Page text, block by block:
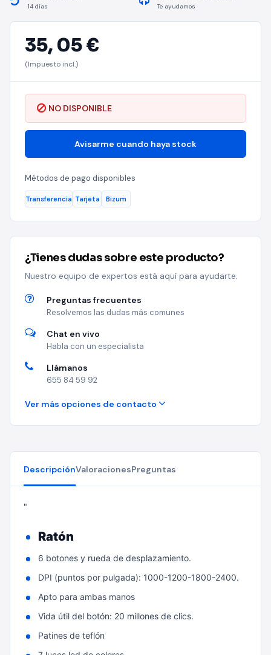
14 días Te ayudamos
35, 05 €
(Impuesto incl.)
NO DISPONIBLE
Avisarme cuando haya stock
Métodos de pago disponibles
Transferencia Tarjeta Bizum
¿Tienes dudas sobre este producto?
Nuestro equipo de expertos está aquí para ayudarte.
Preguntas frecuentes
Resolvemos las dudas más comunes
Chat en vivo
Habla con un especialista
Llámanos
655 84 59 92
Ver más opciones de contacto
DescripciónValoracionesPreguntas
"
Ratón
6 botones y rueda de desplazamiento.
DPI (puntos por pulgada): 1000-1200-1800-2400.
Apto para ambas manos
Vida útil del botón: 20 millones de clics.
Patines de teflón